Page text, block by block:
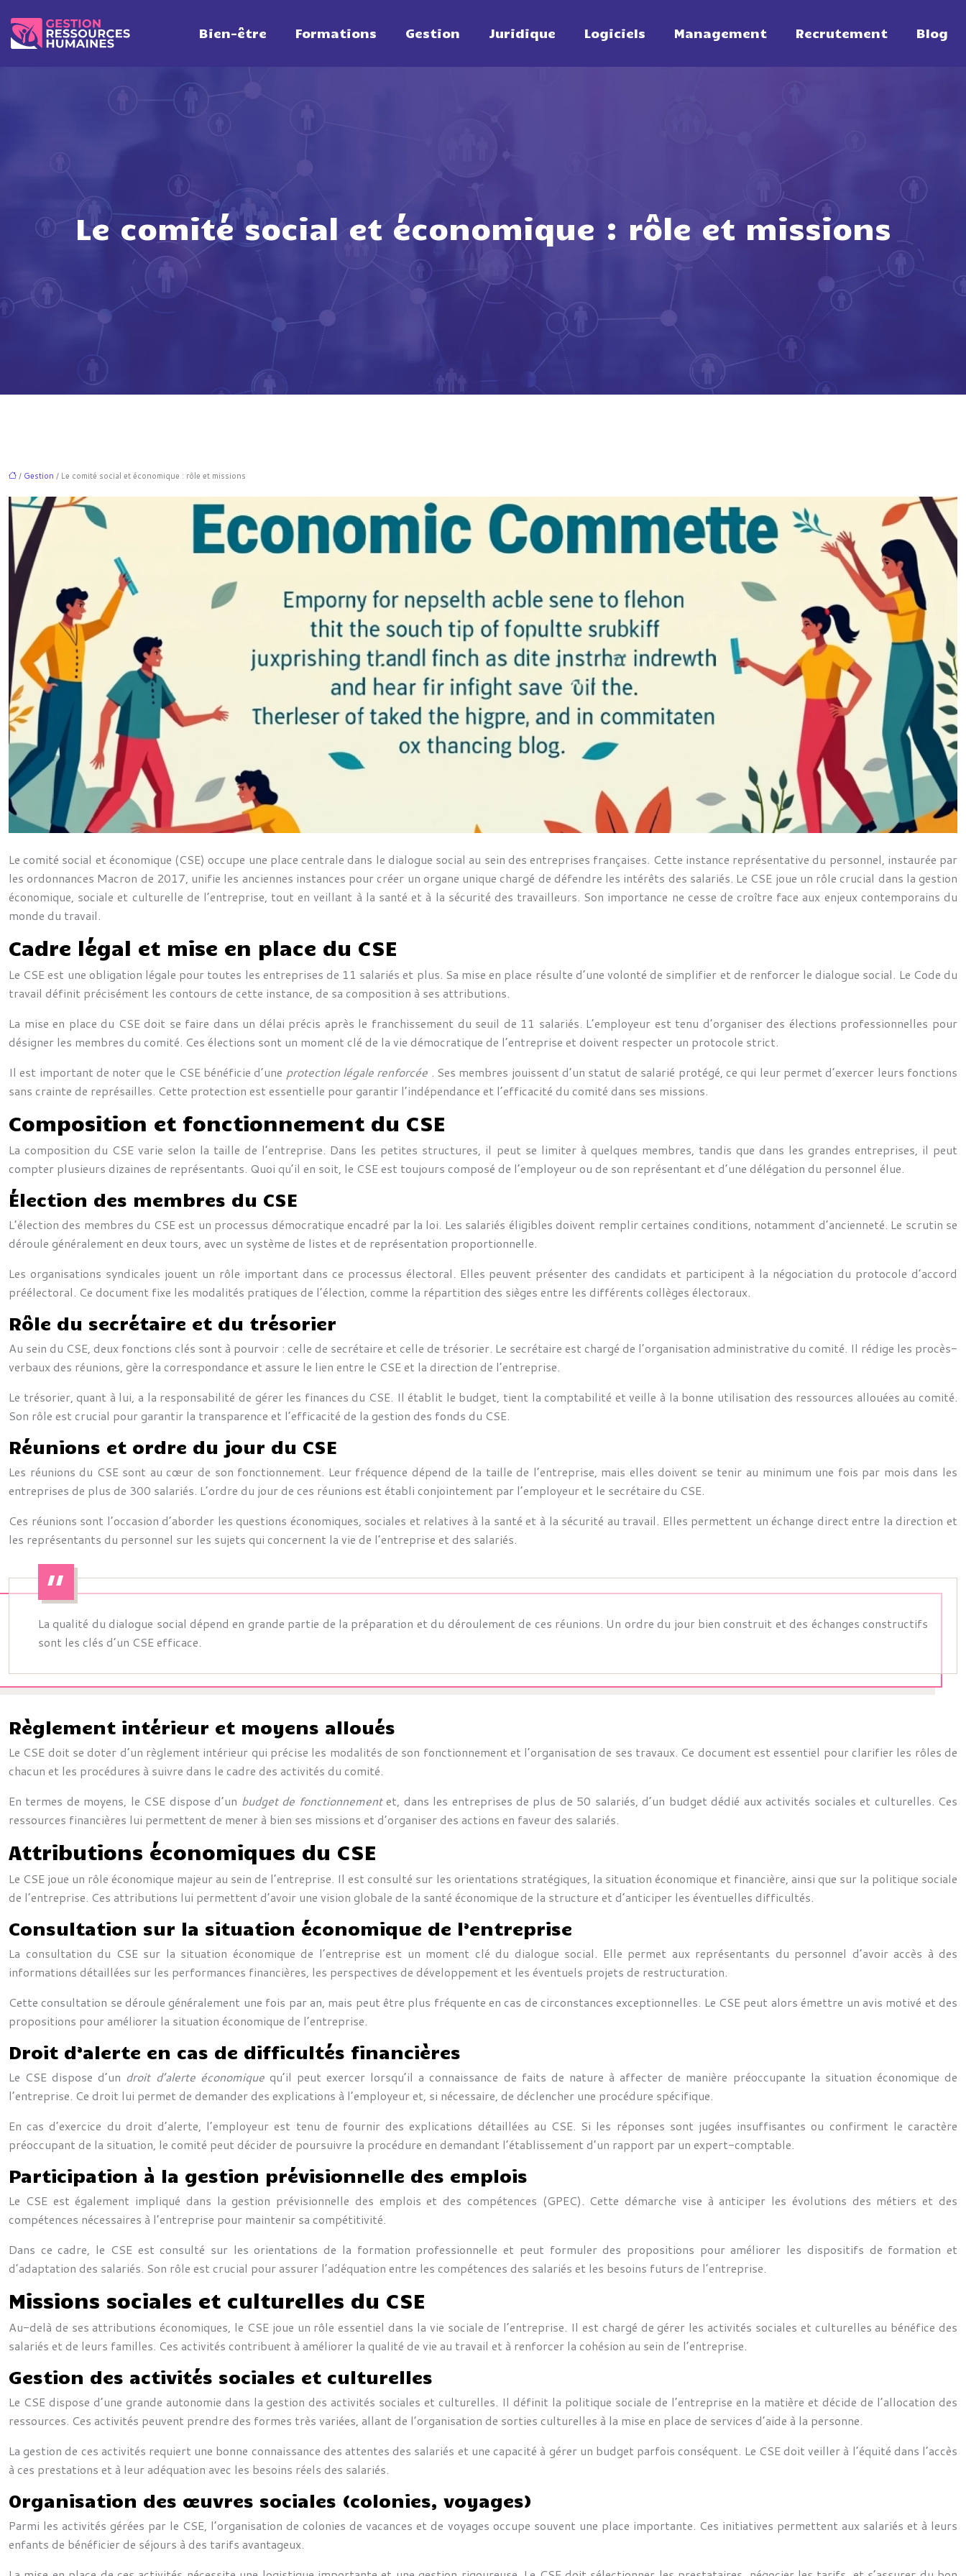
Bien-être Formations Gestion Juridique Logiciels Management Recrutement Blog
Le comité social et économique : rôle et missions
/ Gestion / Le comité social et économique : rôle et missions
Le comité social et économique (CSE) occupe une place centrale dans le dialogue social au sein des entreprises françaises. Cette instance représentative du personnel, instaurée par
les ordonnances Macron de 2017, unifie les anciennes instances pour créer un organe unique chargé de défendre les intérêts des salariés. Le CSE joue un rôle crucial dans la gestion
économique, sociale et culturelle de l’entreprise, tout en veillant à la santé et à la sécurité des travailleurs. Son importance ne cesse de croître face aux enjeux contemporains du
monde du travail.
Cadre légal et mise en place du CSE
Le CSE est une obligation légale pour toutes les entreprises de 11 salariés et plus. Sa mise en place résulte d’une volonté de simplifier et de renforcer le dialogue social. Le Code du
travail définit précisément les contours de cette instance, de sa composition à ses attributions.
La mise en place du CSE doit se faire dans un délai précis après le franchissement du seuil de 11 salariés. L’employeur est tenu d’organiser des élections professionnelles pour
désigner les membres du comité. Ces élections sont un moment clé de la vie démocratique de l’entreprise et doivent respecter un protocole strict.
Il est important de noter que le CSE bénéficie d’une protection légale renforcée
. Ses membres jouissent d’un statut de salarié protégé, ce qui leur permet d’exercer leurs fonctions
sans crainte de représailles. Cette protection est essentielle pour garantir l’indépendance et l’efficacité du comité dans ses missions.
Composition et fonctionnement du CSE
La composition du CSE varie selon la taille de l’entreprise. Dans les petites structures, il peut se limiter à quelques membres, tandis que dans les grandes entreprises, il peut
compter plusieurs dizaines de représentants. Quoi qu’il en soit, le CSE est toujours composé de l’employeur ou de son représentant et d’une délégation du personnel élue.
Élection des membres du CSE
L’élection des membres du CSE est un processus démocratique encadré par la loi. Les salariés éligibles doivent remplir certaines conditions, notamment d’ancienneté. Le scrutin se
déroule généralement en deux tours, avec un système de listes et de représentation proportionnelle.
Les organisations syndicales jouent un rôle important dans ce processus électoral. Elles peuvent présenter des candidats et participent à la négociation du protocole d’accord
préélectoral. Ce document fixe les modalités pratiques de l’élection, comme la répartition des sièges entre les différents collèges électoraux.
Rôle du secrétaire et du trésorier
Au sein du CSE, deux fonctions clés sont à pourvoir : celle de secrétaire et celle de trésorier. Le secrétaire est chargé de l’organisation administrative du comité. Il rédige les procès-
verbaux des réunions, gère la correspondance et assure le lien entre le CSE et la direction de l’entreprise.
Le trésorier, quant à lui, a la responsabilité de gérer les finances du CSE. Il établit le budget, tient la comptabilité et veille à la bonne utilisation des ressources allouées au comité.
Son rôle est crucial pour garantir la transparence et l’efficacité de la gestion des fonds du CSE.
Réunions et ordre du jour du CSE
Les réunions du CSE sont au cœur de son fonctionnement. Leur fréquence dépend de la taille de l’entreprise, mais elles doivent se tenir au minimum une fois par mois dans les
entreprises de plus de 300 salariés. L’ordre du jour de ces réunions est établi conjointement par l’employeur et le secrétaire du CSE.
Ces réunions sont l’occasion d’aborder les questions économiques, sociales et relatives à la santé et à la sécurité au travail. Elles permettent un échange direct entre la direction et
les représentants du personnel sur les sujets qui concernent la vie de l’entreprise et des salariés.
La qualité du dialogue social dépend en grande partie de la préparation et du déroulement de ces réunions. Un ordre du jour bien construit et des échanges constructifs
sont les clés d’un CSE efficace.
Règlement intérieur et moyens alloués
Le CSE doit se doter d’un règlement intérieur qui précise les modalités de son fonctionnement et l’organisation de ses travaux. Ce document est essentiel pour clarifier les rôles de
chacun et les procédures à suivre dans le cadre des activités du comité.
En termes de moyens, le CSE dispose d’un budget de fonctionnementet, dans les entreprises de plus de 50 salariés, d’un budget dédié aux activités sociales et culturelles. Ces
ressources financières lui permettent de mener à bien ses missions et d’organiser des actions en faveur des salariés.
Attributions économiques du CSE
Le CSE joue un rôle économique majeur au sein de l’entreprise. Il est consulté sur les orientations stratégiques, la situation économique et financière, ainsi que sur la politique sociale
de l’entreprise. Ces attributions lui permettent d’avoir une vision globale de la santé économique de la structure et d’anticiper les éventuelles difficultés.
Consultation sur la situation économique de l’entreprise
La consultation du CSE sur la situation économique de l’entreprise est un moment clé du dialogue social. Elle permet aux représentants du personnel d’avoir accès à des
informations détaillées sur les performances financières, les perspectives de développement et les éventuels projets de restructuration.
Cette consultation se déroule généralement une fois par an, mais peut être plus fréquente en cas de circonstances exceptionnelles. Le CSE peut alors émettre un avis motivé et des
propositions pour améliorer la situation économique de l’entreprise.
Droit d’alerte en cas de difficultés financières
Le CSE dispose d’un droit d’alerte économique qu’il peut exercer lorsqu’il a connaissance de faits de nature à affecter de manière préoccupante la situation économique de
l’entreprise. Ce droit lui permet de demander des explications à l’employeur et, si nécessaire, de déclencher une procédure spécifique.
En cas d’exercice du droit d’alerte, l’employeur est tenu de fournir des explications détaillées au CSE. Si les réponses sont jugées insuffisantes ou confirment le caractère
préoccupant de la situation, le comité peut décider de poursuivre la procédure en demandant l’établissement d’un rapport par un expert-comptable.
Participation à la gestion prévisionnelle des emplois
Le CSE est également impliqué dans la gestion prévisionnelle des emplois et des compétences (GPEC). Cette démarche vise à anticiper les évolutions des métiers et des
compétences nécessaires à l’entreprise pour maintenir sa compétitivité.
Dans ce cadre, le CSE est consulté sur les orientations de la formation professionnelle et peut formuler des propositions pour améliorer les dispositifs de formation et
d’adaptation des salariés. Son rôle est crucial pour assurer l’adéquation entre les compétences des salariés et les besoins futurs de l’entreprise.
Missions sociales et culturelles du CSE
Au-delà de ses attributions économiques, le CSE joue un rôle essentiel dans la vie sociale de l’entreprise. Il est chargé de gérer les activités sociales et culturelles au bénéfice des
salariés et de leurs familles. Ces activités contribuent à améliorer la qualité de vie au travail et à renforcer la cohésion au sein de l’entreprise.
Gestion des activités sociales et culturelles
Le CSE dispose d’une grande autonomie dans la gestion des activités sociales et culturelles. Il définit la politique sociale de l’entreprise en la matière et décide de l’allocation des
ressources. Ces activités peuvent prendre des formes très variées, allant de l’organisation de sorties culturelles à la mise en place de services d’aide à la personne.
La gestion de ces activités requiert une bonne connaissance des attentes des salariés et une capacité à gérer un budget parfois conséquent. Le CSE doit veiller à l’équité dans l’accès
à ces prestations et à leur adéquation avec les besoins réels des salariés.
Organisation des œuvres sociales (colonies, voyages)
Parmi les activités gérées par le CSE, l’organisation de colonies de vacances et de voyages occupe souvent une place importante. Ces initiatives permettent aux salariés et à leurs
enfants de bénéficier de séjours à des tarifs avantageux.